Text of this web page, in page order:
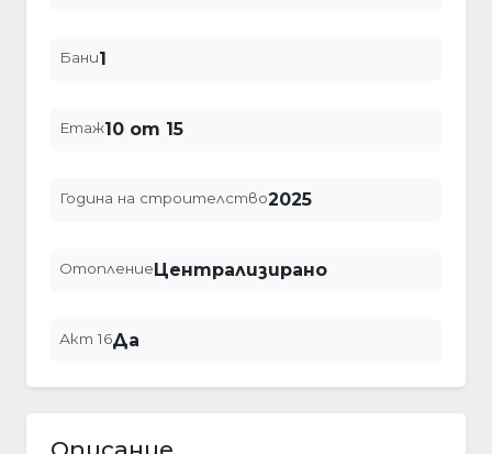
Бани1
Етаж10 от 15
Година на строителство2025
ОтоплениеЦентрализирано
Акт 16Да